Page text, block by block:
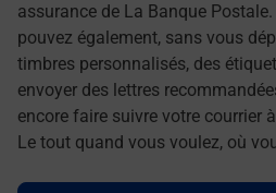
assurance de La Banque
pouvez également, sans vous
timbres personnalisés, des
envoyer des lettres
encore faire suivre votre courrier
Le tout quand vous voulez, où